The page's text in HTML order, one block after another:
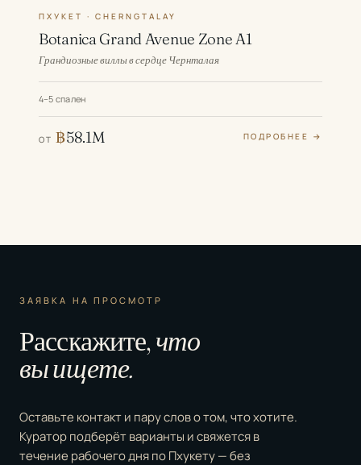
ПХУКЕТ · CHERNGTALAY
Botanica Grand Avenue Zone A1
Грандиозные виллы в сердце Чернталая
4–5 спален
ОТ ฿58.1M ПОДРОБНЕЕ →
ЗАЯВКА НА ПРОСМОТР
Расскажите,что
вы ищете.
Оставьте контакт и пару слов о том, что хотите.
Куратор подберёт варианты и свяжется в
течение рабочего дня по Пхукету — без